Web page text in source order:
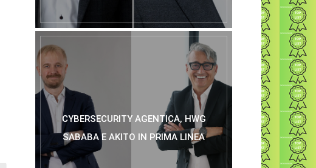
CYBERSECURITY AGENTICA, HWG
SABABA E AKITO IN PRIMA LINEA